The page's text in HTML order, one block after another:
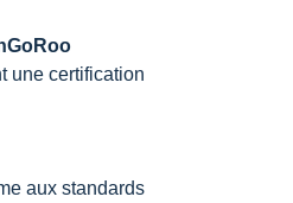
une certification
aux standards